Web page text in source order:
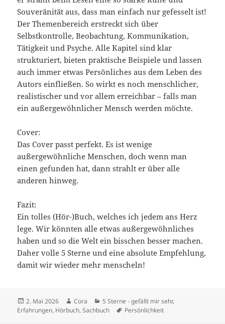
Souveränität aus, dass man einfach nur gefesselt ist!
Der Themenbereich erstreckt sich über
Selbstkontrolle, Beobachtung, Kommunikation,
Tätigkeit und Psyche. Alle Kapitel sind klar
strukturiert, bieten praktische Beispiele und lassen
auch immer etwas Persönliches aus dem Leben des
Autors einfließen. So wirkt es noch menschlicher,
realistischer und vor allem erreichbar – falls man
ein außergewöhnlicher Mensch werden möchte.
Cover:
Das Cover passt perfekt. Es ist wenige
außergewöhnliche Menschen, doch wenn man
einen gefunden hat, dann strahlt er über alle
anderen hinweg.
Fazit:
Ein tolles (Hör-)Buch, welches ich jedem ans Herz
lege. Wir könnten alle etwas außergewöhnliches
haben und so die Welt ein bisschen besser machen.
Daher volle 5 Sterne und eine absolute Empfehlung,
damit wir wieder mehr menscheln!
Veröffentlicht
am
2. Mai 2026 Autor
Cora Kategorien
5 Sterne - gefällt mir sehr,
Erfahrungen, Hörbuch,Sachbuch Schlagwörter
Persönlichkeit